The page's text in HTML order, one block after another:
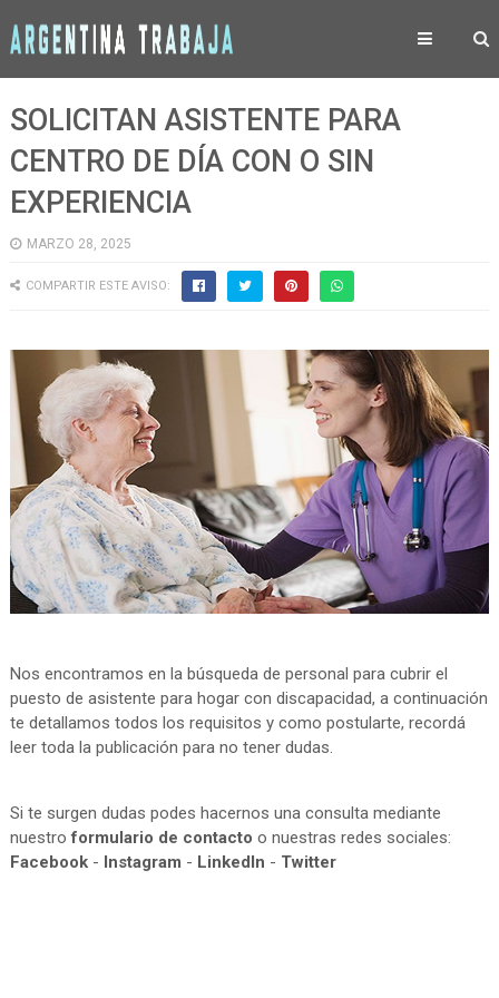
SOLICITAN ASISTENTE PARA
CENTRO DE DÍA CON O SIN
EXPERIENCIA
MARZO 28, 2025
COMPARTIR ESTE AVISO:
Nos encontramos en la búsqueda de personal para cubrir el
puesto de asistente para hogar con discapacidad, a continuación
te detallamos todos los requisitos y como postularte, recordá
leer toda la publicación para no tener dudas.
Si te surgen dudas podes hacernos una consulta mediante
nuestroformulario de contacto o nuestras redes sociales:
Facebook- Instagram - LinkedIn - Twitter